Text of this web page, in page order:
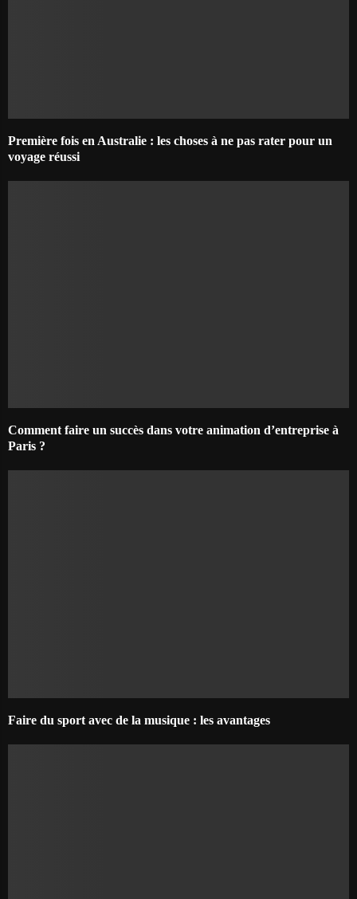
Première fois en Australie : les choses à ne pas rater pour un
voyage réussi
Comment faire un succès dans votre animation d’entreprise à
Paris ?
Faire du sport avec de la musique : les avantages